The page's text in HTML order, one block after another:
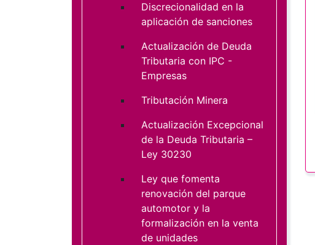
Discrecionalidad en la
aplicación de sanciones
Actualización de Deuda
Tributaria con IPC -
Empresas
Tributación Minera
Actualización Excepcional
de la Deuda Tributaria –
Ley 30230
Ley que fomenta
renovación del parque
automotor y la
formalización en la venta
de unidades